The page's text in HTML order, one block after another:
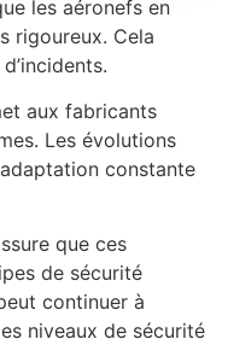
les aéronefs en
rigoureux. Cela
aux fabricants
Les évolutions
constante
que ces
de sécurité
continuer à
niveaux de sécurité